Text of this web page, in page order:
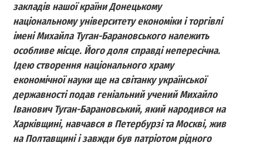
закладів нашої країни Донецькому
національному університету економіки і торгівлі
імені Михайла Туган-Барановського належить
особливе місце. Його доля справді непересічна.
Ідею створення національного храму
економічної науки ще на світанку української
державності подав геніальний учений Михайло
Іванович Туган-Барановський, який народився на
Харківщині, навчався в Петербурзі та Москві, жив
на Полтавщині і завжди був патріотом рідного